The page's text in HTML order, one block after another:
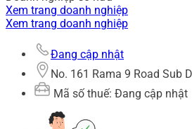
Xem trang doanh nghiệp
Xem trang doanh nghiệp
Đang cập nhật
No. 161 Rama 9 Road Sub
Mã số thuế: Đang cập nhật